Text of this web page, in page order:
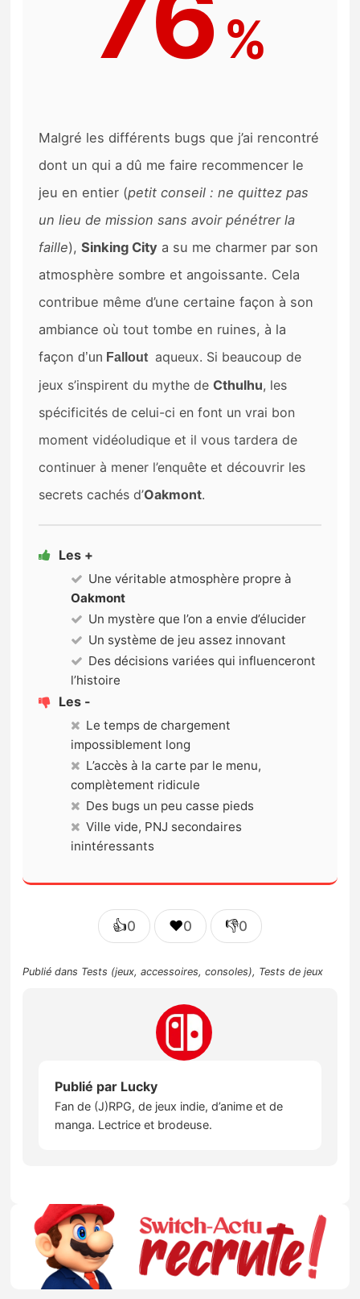
%
Malgré les différents bugs que j’ai rencontré
dont un qui a dû me faire recommencer le
jeu en entier (petit conseil : ne quittez pas
un lieu de mission sans avoir pénétrer la
faille),Sinking City a su me charmer par son
atmosphère sombre et angoissante. Cela
contribue même d’une certaine façon à son
ambiance où tout tombe en ruines, à la
façond’un Fallout aqueux. Si beaucoup de
jeux s’inspirent du mythe deCthulhu, les
spécificités de celui-ci en font un vrai bon
moment vidéoludique et il vous tardera de
continuer à mener l’enquête et découvrir les
secrets cachés d’Oakmont.
Les +
Une véritable atmosphère propre à
Oakmont
Un mystère que l’on a envie d’élucider
Un système de jeu assez innovant
Des décisions variées qui influenceront
l’histoire
Les -
Le temps de chargement
impossiblement long
L’accès à la carte par le menu,
complètement ridicule
Des bugs un peu casse pieds
Ville vide, PNJ secondaires
inintéressants
👍0 ❤️0 👎0
Publié dans Tests (jeux, accessoires, consoles), Tests de jeux
Publié par Lucky
Fan de (J)RPG, de jeux indie, d’anime et de
manga. Lectrice et brodeuse.